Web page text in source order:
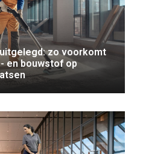
zo voorkomt
en bouwstof op